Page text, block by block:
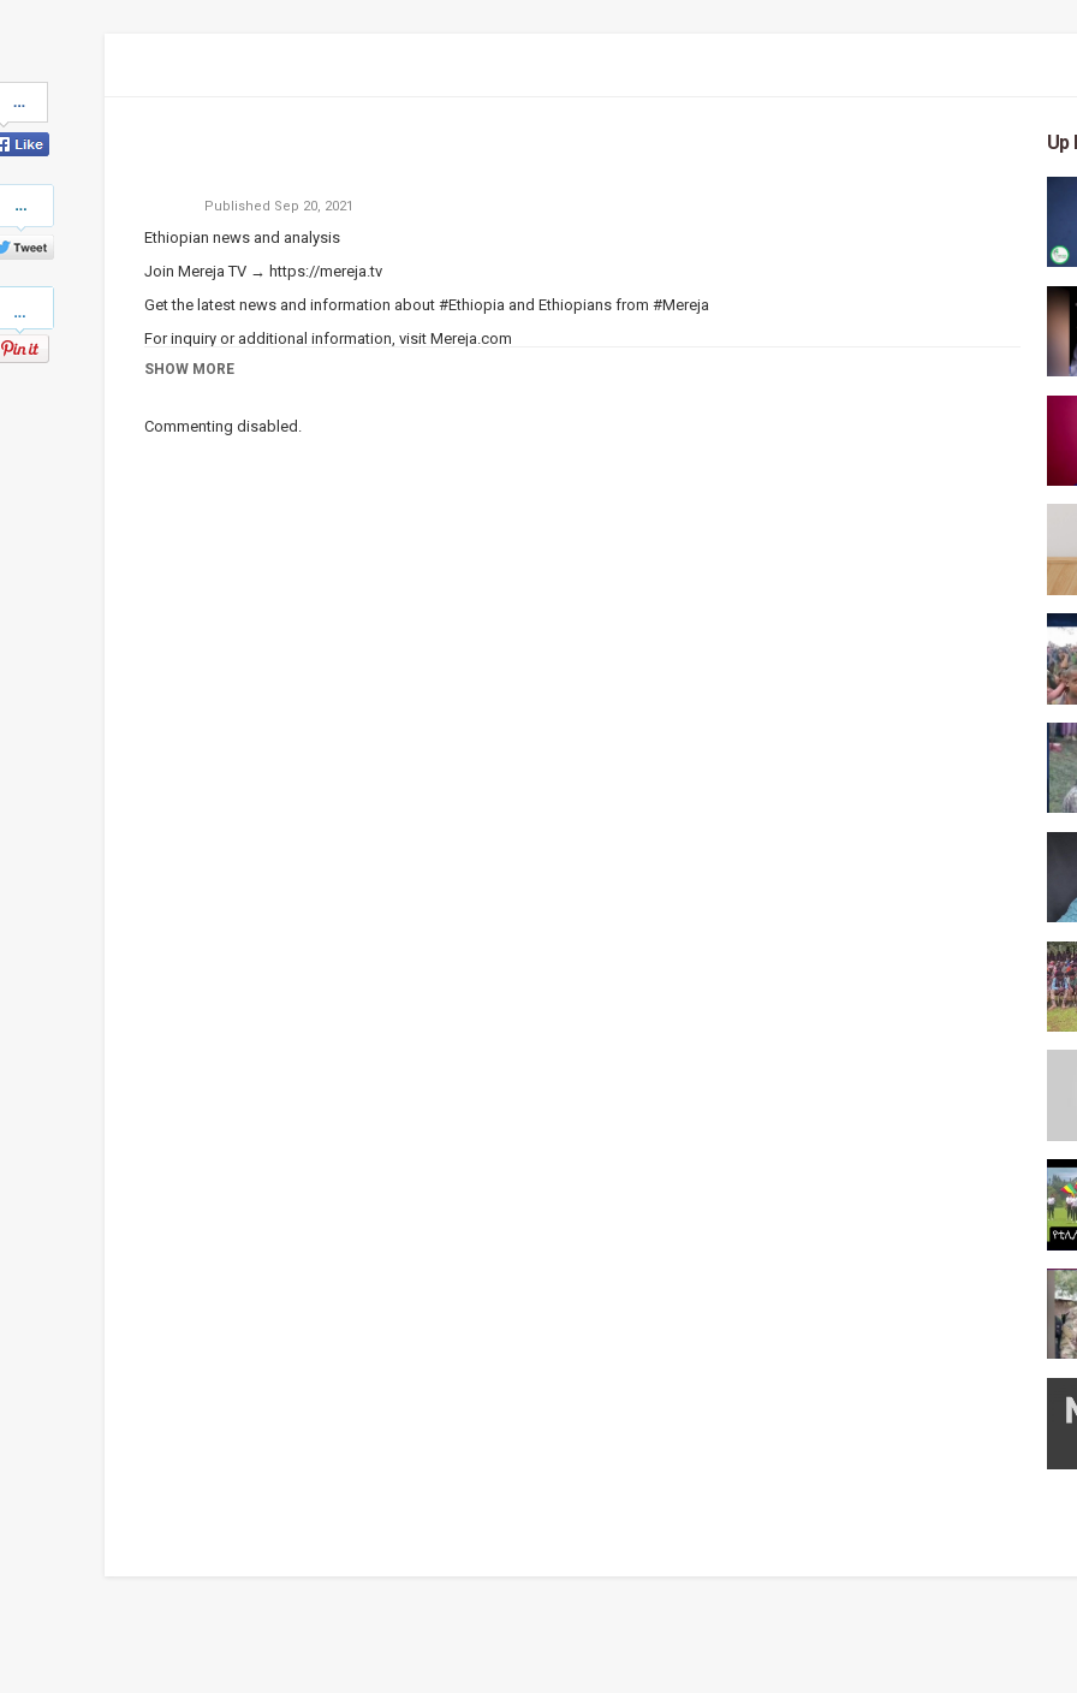
on
Facebook
on
Twitter
Published Sep 20, 2021
Ethiopian news and analysis
Join Mereja TV → https://mereja.tv
Get the latest news and information about #Ethiopia and Ethiopians from #Mereja
For inquiry or additional information, visit Mereja.com
Mereja presents Ethiopian news, Ethiopian music, sports, arts, and entertainment
Category Ethiopian News
SHOW MORE
Commenting disabled.
Up